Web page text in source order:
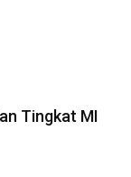
Tingkat MI